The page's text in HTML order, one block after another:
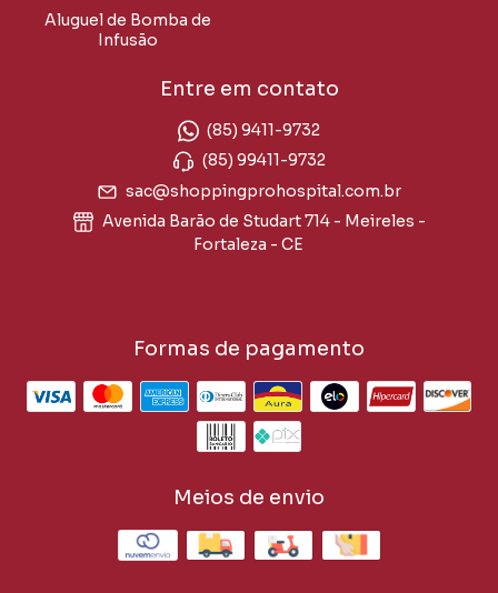
Aluguel de Bomba de
Infusão
Entre em contato
(85) 9411-9732
(85) 99411-9732
sac@shoppingprohospital.com.br
Avenida Barão de Studart 714 - Meireles -
Fortaleza - CE
Formas de pagamento
Meios de envio